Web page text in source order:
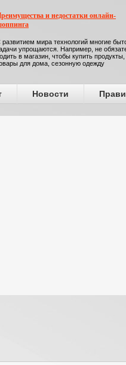
и недостатки онлайн-
развитием мира технологий многие
упрощаются. Например, не
в магазин, чтобы купить продукты,
для дома, сезонную одежду
Новости